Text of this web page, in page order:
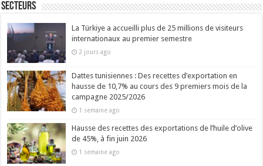
Secteurs
La Türkiye a accueilli plus de 25 millions de visiteurs
internationaux au premier semestre
2 jours ago
Dattes tunisiennes : Des recettes d’exportation en
hausse de 10,7% au cours des 9 premiers mois de la
campagne 2025/2026
1 semaine ago
Hausse des recettes des exportations de l’huile d’olive
de 45%, à fin juin 2026
1 semaine ago